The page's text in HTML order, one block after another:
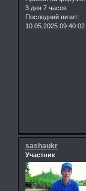
3 дня 7 часов
Последний визит:
10.05.2025 09:40:02
sashaukr
Участник